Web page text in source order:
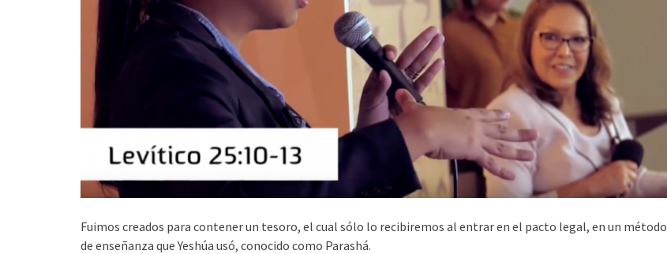
Fuimos creados para contener un tesoro, el cual sólo lo recibiremos al entrar en el pacto legal, en un método
de enseñanza que Yeshúa usó, conocido como Parashá.